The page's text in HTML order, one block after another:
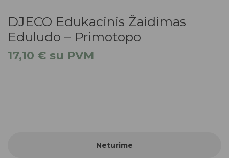
DJECO Edukacinis Žaidimas
Eduludo – Primotopo
17,10 € su PVM
Neturime